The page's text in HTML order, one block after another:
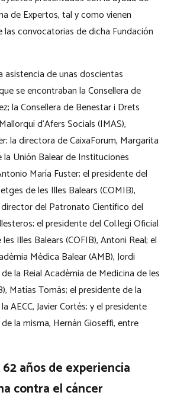
de Expertos, tal y como vienen
convocatorias de dicha Fundación
de unas doscientas
se encontraban la Consellera de
la Consellera de Benestar i Drets
d’Afers Socials (IMAS),
la directora de CaixaForum, Margarita
la Unión Balear de Instituciones
María Fuster; el presidente del
de les Illes Balears (COMIB),
del Patronato Científico del
el presidente del Col.legi Oficial
Illes Balears (COFIB), Antoni Real; el
Mèdica Balear (AMB), Jordi
la Reial Acadèmia de Medicina de les
Matías Tomàs; el presidente de la
AECC, Javier Cortés; y el presidente
la misma, Hernán Gioseffi, entre
62 años de experiencia
contra el cáncer